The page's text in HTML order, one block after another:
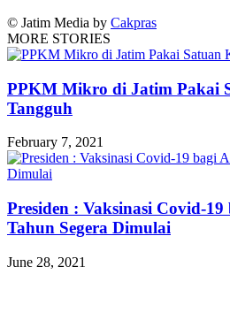
© Jatim Media by Cakpras
MORE STORIES
PPKM Mikro di Jatim Pakai
Tangguh
February 7, 2021
Presiden : Vaksinasi Covid-
Tahun Segera Dimulai
June 28, 2021